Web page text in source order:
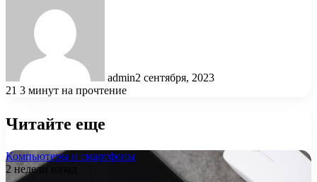
admin2 сентября, 2023
21 3 минут на прочтение
Читайте еще
Компьютеры и смартфоны
2 недели назад